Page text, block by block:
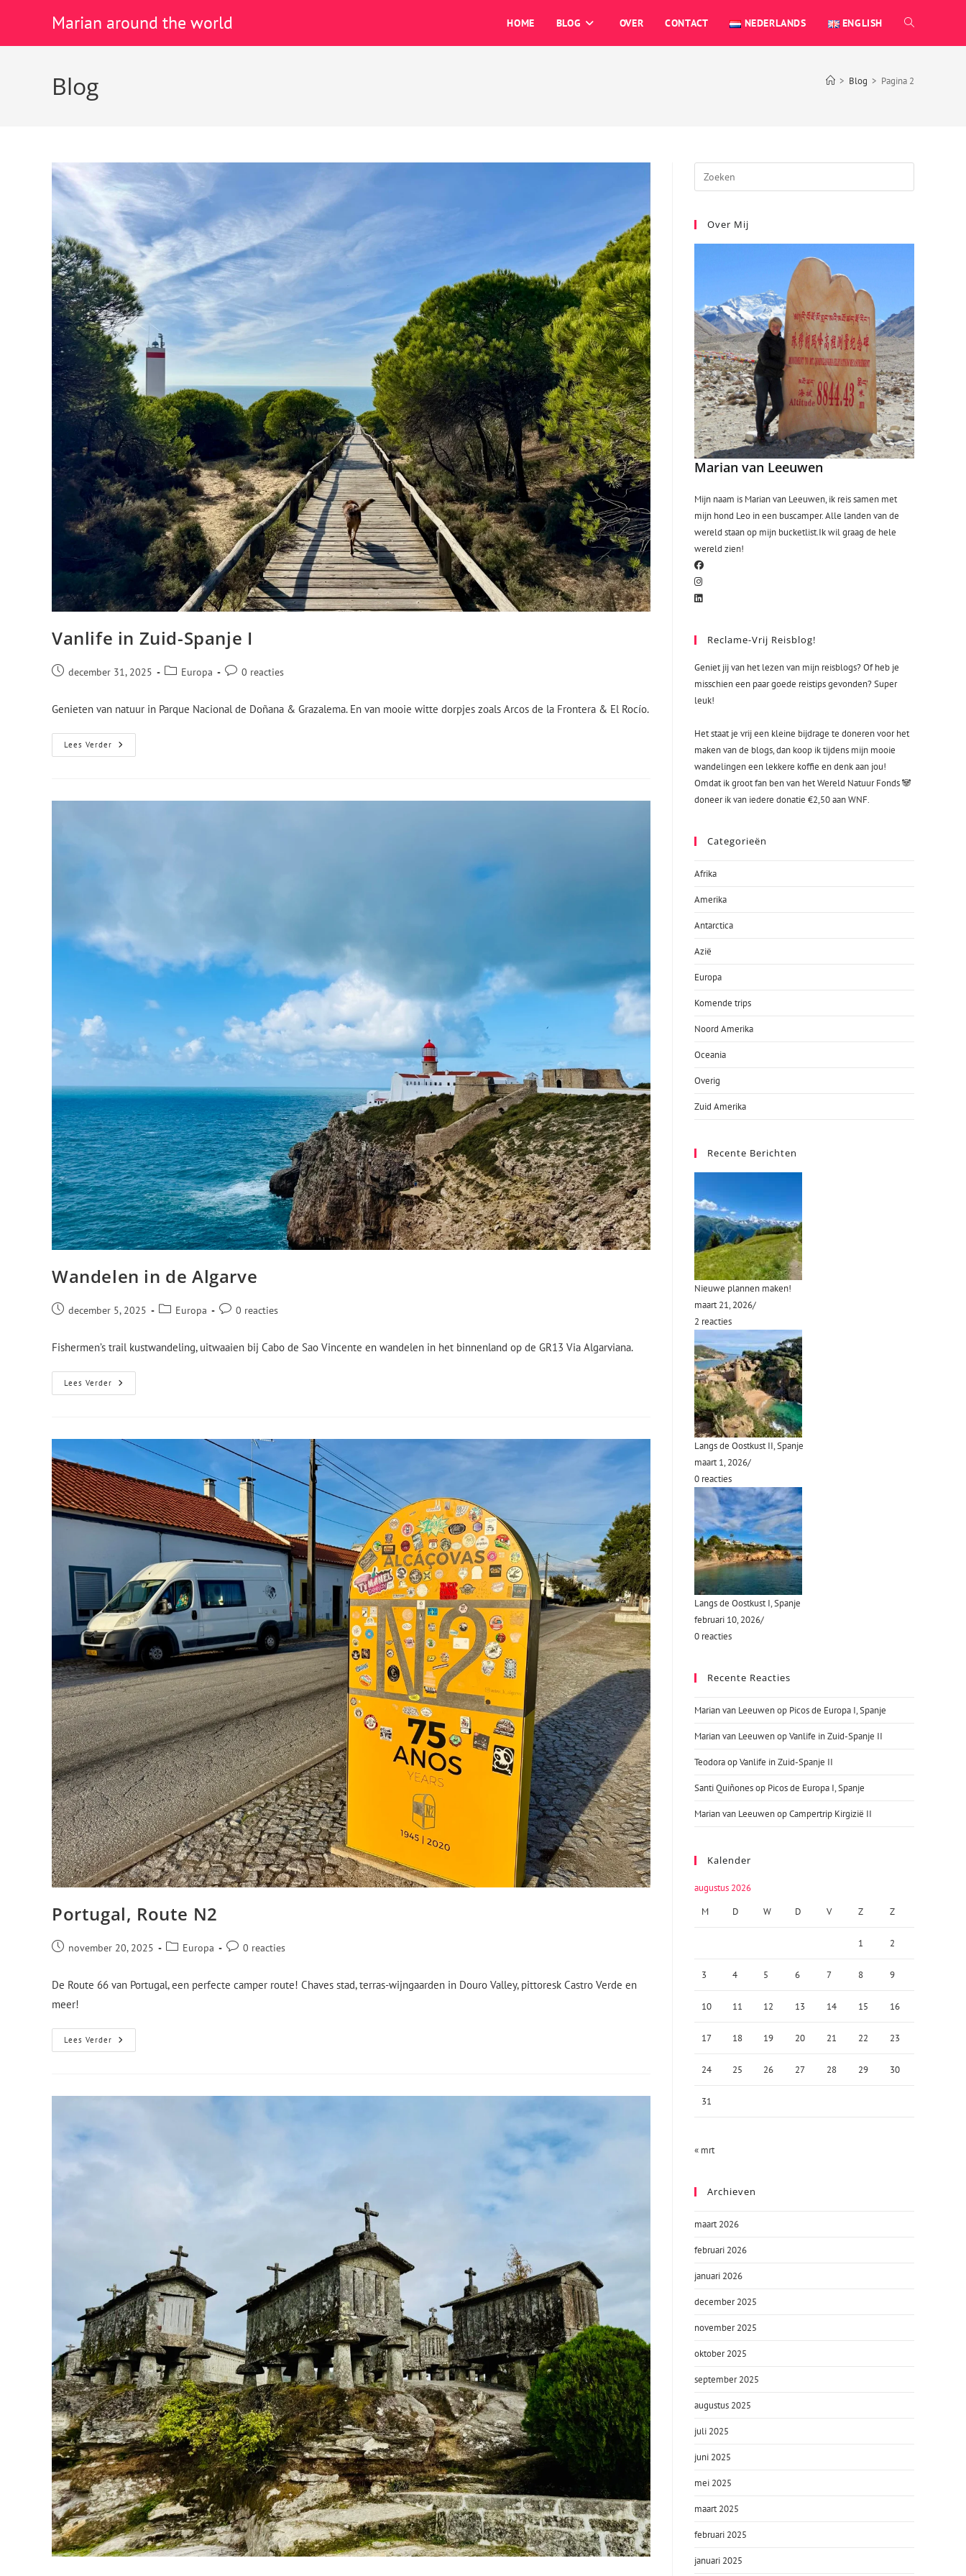
Marian around the world HOME BLOG OVER CONTACT NEDERLANDS ENGLISH
Blog > Blog > Pagina 2
Vanlife in Zuid-Spanje I
december 31, 2025 Europa 0 reacties
Genieten van natuur in Parque Nacional de Doñana & Grazalema. En van mooie witte dorpjes zoals Arcos de la Frontera & El Rocío.
Lees Verder
Wandelen in de Algarve
december 5, 2025 Europa 0 reacties
Fishermen’s trail kustwandeling, uitwaaien bij Cabo de Sao Vincente en wandelen in het binnenland op de GR13 Via Algarviana.
Lees Verder
Portugal, Route N2
november 20, 2025 Europa 0 reacties
De Route 66 van Portugal, een perfecte camper route! Chaves stad, terras-wijngaarden in Douro Valley, pittoresk Castro Verde en
meer!
Lees Verder
Over Mij
Marian van Leeuwen
Mijn naam is Marian van Leeuwen, ik reis samen met
mijn hond Leo in een buscamper. Alle landen van de
wereld staan op mijn bucketlist.Ik wil graag de hele
wereld zien!
Reclame-Vrij Reisblog!
Geniet jij van het lezen van mijn reisblogs? Of heb je
misschien een paar goede reistips gevonden? Super
leuk!
Het staat je vrij een kleine bijdrage te doneren voor het
maken van de blogs, dan koop ik tijdens mijn mooie
wandelingen een lekkere koffie en denk aan jou!
Omdat ik groot fan ben van het Wereld Natuur Fonds 🐼
doneer ik van iedere donatie €2,50 aan WNF.
Categorieën
Afrika
Amerika
Antarctica
Azië
Europa
Komende trips
Noord Amerika
Oceania
Overig
Zuid Amerika
Recente Berichten
Nieuwe plannen maken!
maart 21, 2026/
2 reacties
Langs de Oostkust II, Spanje
maart 1, 2026/
0 reacties
Langs de Oostkust I, Spanje
februari 10, 2026/
0 reacties
Recente Reacties
Marian van Leeuwenop Picos de Europa I, Spanje
Marian van LeeuwenopVanlife in Zuid-Spanje II
TeodoraopVanlife in Zuid-Spanje II
Santi Quiñonesop Picos de Europa I, Spanje
Marian van LeeuwenopCampertrip Kirgizië II
Kalender
augustus 2026
M
D W D V Z Z
1 2
3 4 5 6 7 8 9
10 11 12 13 14 15 16
17 18 19 20 21 22 23
24 25 26 27 28 29 30
31
« mrt
Archieven
maart 2026
februari 2026
januari 2026
december 2025
november 2025
oktober 2025
september 2025
augustus 2025
juli 2025
juni 2025
mei 2025
maart 2025
februari 2025
januari 2025